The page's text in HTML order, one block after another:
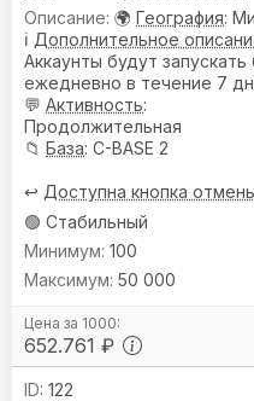
🌍 География:
ℹ️ Дополнительное
Аккаунты будут запускать
ежедневно в течение 7
💬 Активность:
Продолжительная
📁 База: C-BASE 2
↩️ Доступна кнопка
🟢 Стабильный
652.761 ₽
100
50 000
122